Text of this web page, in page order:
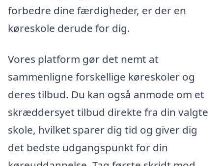
forbedre dine færdigheder, er der en
køreskole derude for dig.
Vores platform gør det nemt at
sammenligne forskellige køreskoler og
deres tilbud. Du kan også anmode om et
skræddersyet tilbud direkte fra din valgte
skole, hvilket sparer dig tid og giver dig
det bedste udgangspunkt for din